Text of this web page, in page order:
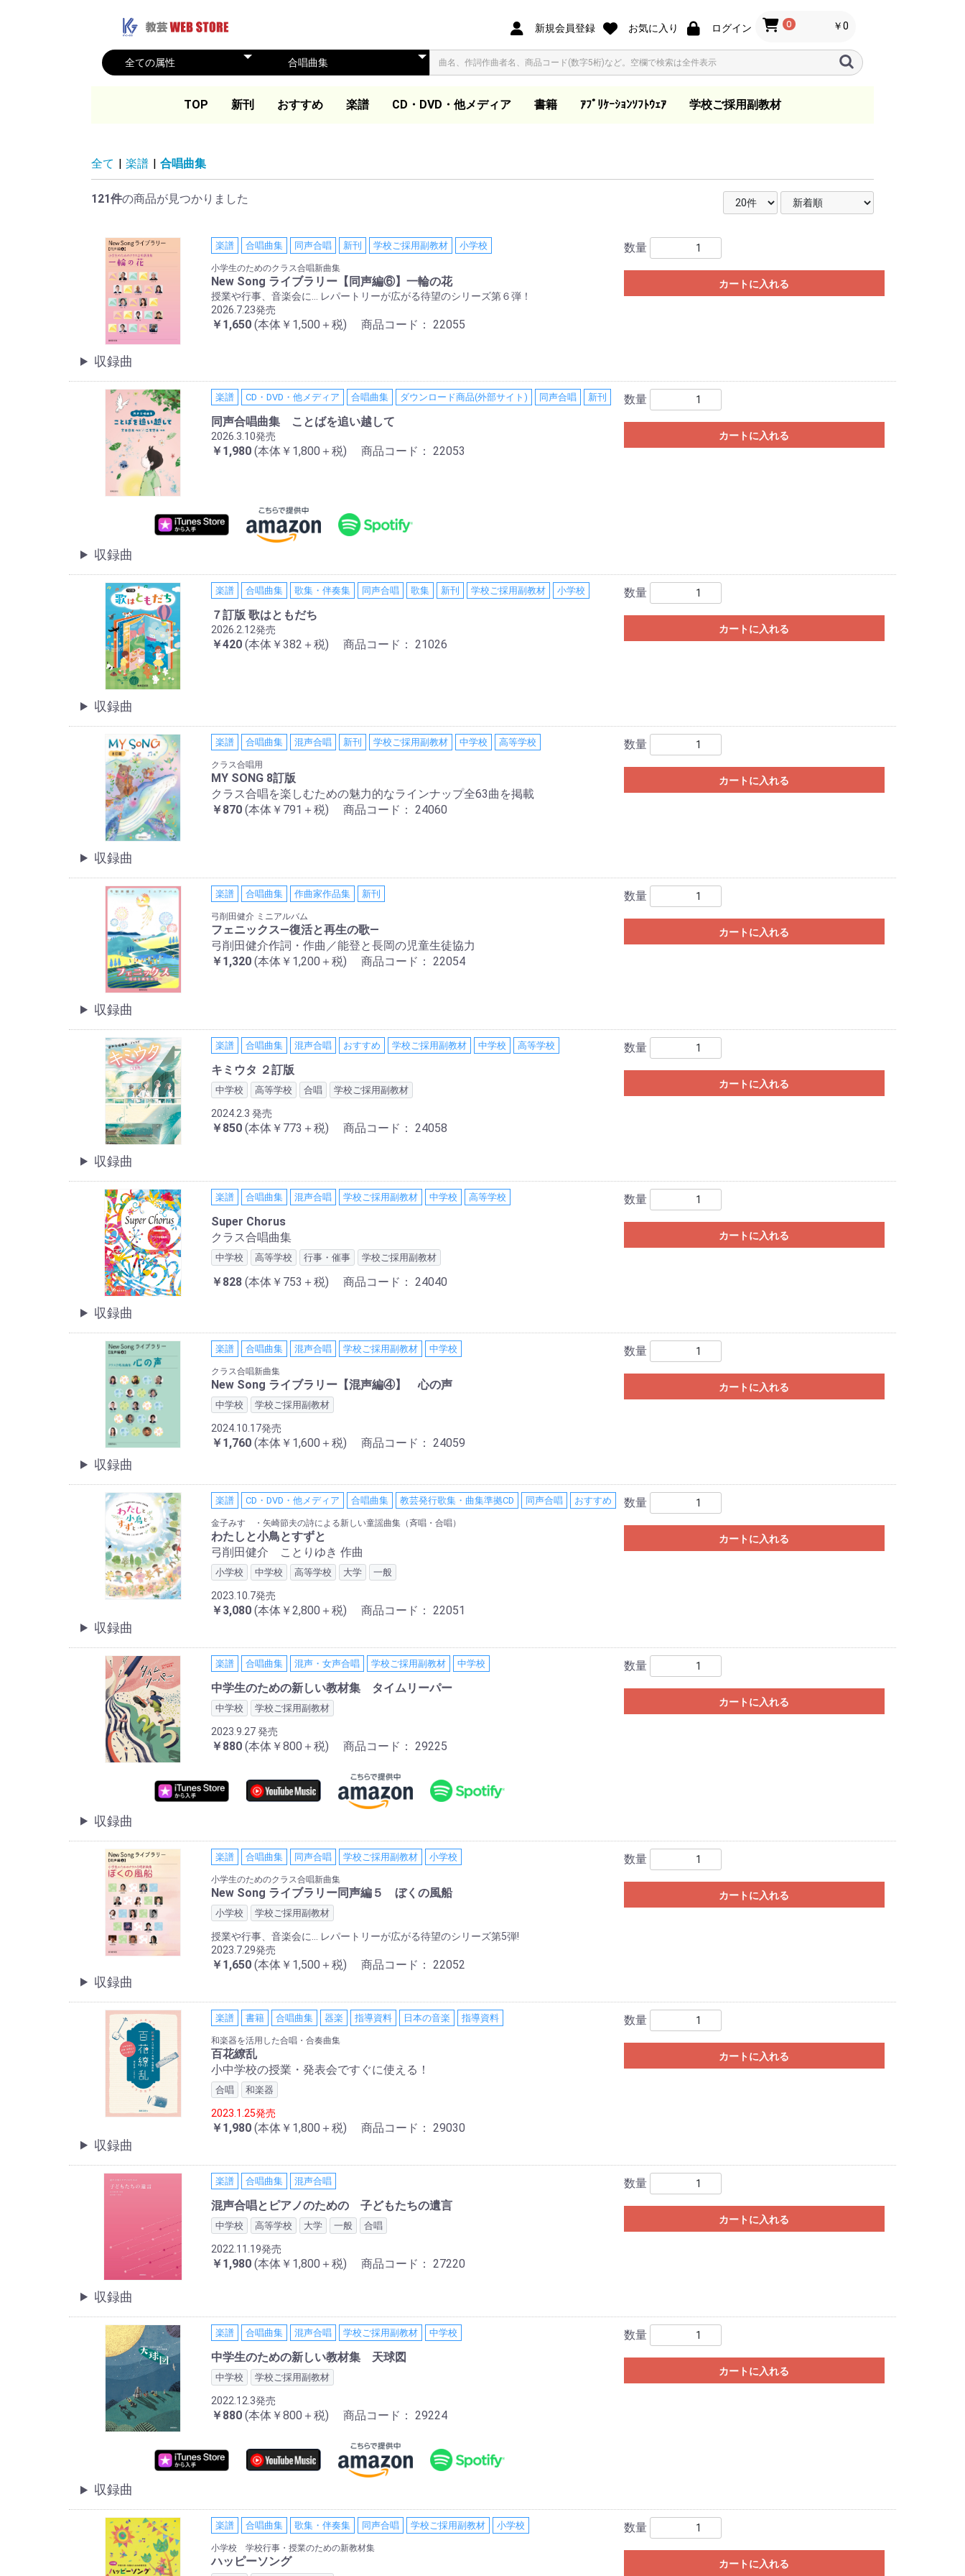
新規会員登録 お気に入り ログイン 0 ￥0
TOP 新刊 おすすめ 楽譜 CD・DVD・他メディア 書籍 ｱﾌﾟﾘｹｰｼｮﾝｿﾌﾄｳｪｱ 学校ご採用副教材
全て | 楽譜 | 合唱曲集
121件の商品が見つかりました
楽譜 合唱曲集 同声合唱 新刊 学校ご採用副教材 小学校
小学生のためのクラス合唱新曲集
New Song ライブラリー【同声編⑥】一輪の花
授業や行事、音楽会に… レパートリーが広がる待望のシリーズ第６弾！
2026.7.23発売
￥1,650 (本体￥1,500＋税) 商品コード： 22055
数量
カートに入れる
収録曲
楽譜 CD・DVD・他メディア 合唱曲集 ダウンロード商品(外部サイト) 同声合唱 新刊
同声合唱曲集 ことばを追い越して
2026.3.10発売
￥1,980 (本体￥1,800＋税) 商品コード： 22053
数量
カートに入れる
収録曲
楽譜 合唱曲集 歌集・伴奏集 同声合唱 歌集 新刊 学校ご採用副教材 小学校
７訂版 歌はともだち
2026.2.12発売
￥420 (本体￥382＋税) 商品コード： 21026
数量
カートに入れる
収録曲
楽譜 合唱曲集 混声合唱 新刊 学校ご採用副教材 中学校 高等学校
クラス合唱用
MY SONG 8訂版
クラス合唱を楽しむための魅力的なラインナップ全63曲を掲載
￥870 (本体￥791＋税) 商品コード： 24060
数量
カートに入れる
収録曲
楽譜 合唱曲集 作曲家作品集 新刊
弓削田健介 ミニアルバム
フェニックス—復活と再生の歌—
弓削田健介作詞・作曲／能登と長岡の児童生徒協力
￥1,320 (本体￥1,200＋税) 商品コード： 22054
数量
カートに入れる
収録曲
楽譜 合唱曲集 混声合唱 おすすめ 学校ご採用副教材 中学校 高等学校
キミウタ ２訂版
中学校 高等学校 合唱 学校ご採用副教材
2024.2.3 発売
￥850 (本体￥773＋税) 商品コード： 24058
数量
カートに入れる
収録曲
楽譜 合唱曲集 混声合唱 学校ご採用副教材 中学校 高等学校
Super Chorus
クラス合唱曲集
中学校 高等学校 行事・催事 学校ご採用副教材
￥828 (本体￥753＋税) 商品コード： 24040
数量
カートに入れる
収録曲
楽譜 合唱曲集 混声合唱 学校ご採用副教材 中学校
クラス合唱新曲集
New Song ライブラリー【混声編④】 心の声
中学校 学校ご採用副教材
2024.10.17発売
￥1,760 (本体￥1,600＋税) 商品コード： 24059
数量
カートに入れる
収録曲
楽譜 CD・DVD・他メディア 合唱曲集 教芸発行歌集・曲集準拠CD 同声合唱 おすすめ
金子みすゞ・矢崎節夫の詩による新しい童謡曲集（斉唱・合唱）
わたしと小鳥とすずと
弓削田健介 ことりゆき 作曲
小学校 中学校 高等学校 大学 一般
2023.10.7発売
￥3,080 (本体￥2,800＋税) 商品コード： 22051
数量
カートに入れる
収録曲
楽譜 合唱曲集 混声・女声合唱 学校ご採用副教材 中学校
中学生のための新しい教材集 タイムリーパー
中学校 学校ご採用副教材
2023.9.27 発売
￥880 (本体￥800＋税) 商品コード： 29225
数量
カートに入れる
収録曲
楽譜 合唱曲集 同声合唱 学校ご採用副教材 小学校
小学生のためのクラス合唱新曲集
New Song ライブラリー同声編５ ぼくの風船
小学校 学校ご採用副教材
授業や行事、音楽会に... レパートリーが広がる待望のシリーズ第5弾!
2023.7.29発売
￥1,650 (本体￥1,500＋税) 商品コード： 22052
数量
カートに入れる
収録曲
楽譜 書籍 合唱曲集 器楽 指導資料 日本の音楽 指導資料
和楽器を活用した合唱・合奏曲集
百花繚乱
小中学校の授業・発表会ですぐに使える！
合唱 和楽器
2023.1.25発売
￥1,980 (本体￥1,800＋税) 商品コード： 29030
数量
カートに入れる
収録曲
楽譜 合唱曲集 混声合唱
混声合唱とピアノのための 子どもたちの遺言
中学校 高等学校 大学 一般 合唱
2022.11.19発売
￥1,980 (本体￥1,800＋税) 商品コード： 27220
数量
カートに入れる
収録曲
楽譜 合唱曲集 混声合唱 学校ご採用副教材 中学校
中学生のための新しい教材集 天球図
中学校 学校ご採用副教材
2022.12.3発売
￥880 (本体￥800＋税) 商品コード： 29224
数量
カートに入れる
収録曲
楽譜 合唱曲集 歌集・伴奏集 同声合唱 学校ご採用副教材 小学校
小学校 学校行事・授業のための新教材集
ハッピーソング
数量
カートに入れる